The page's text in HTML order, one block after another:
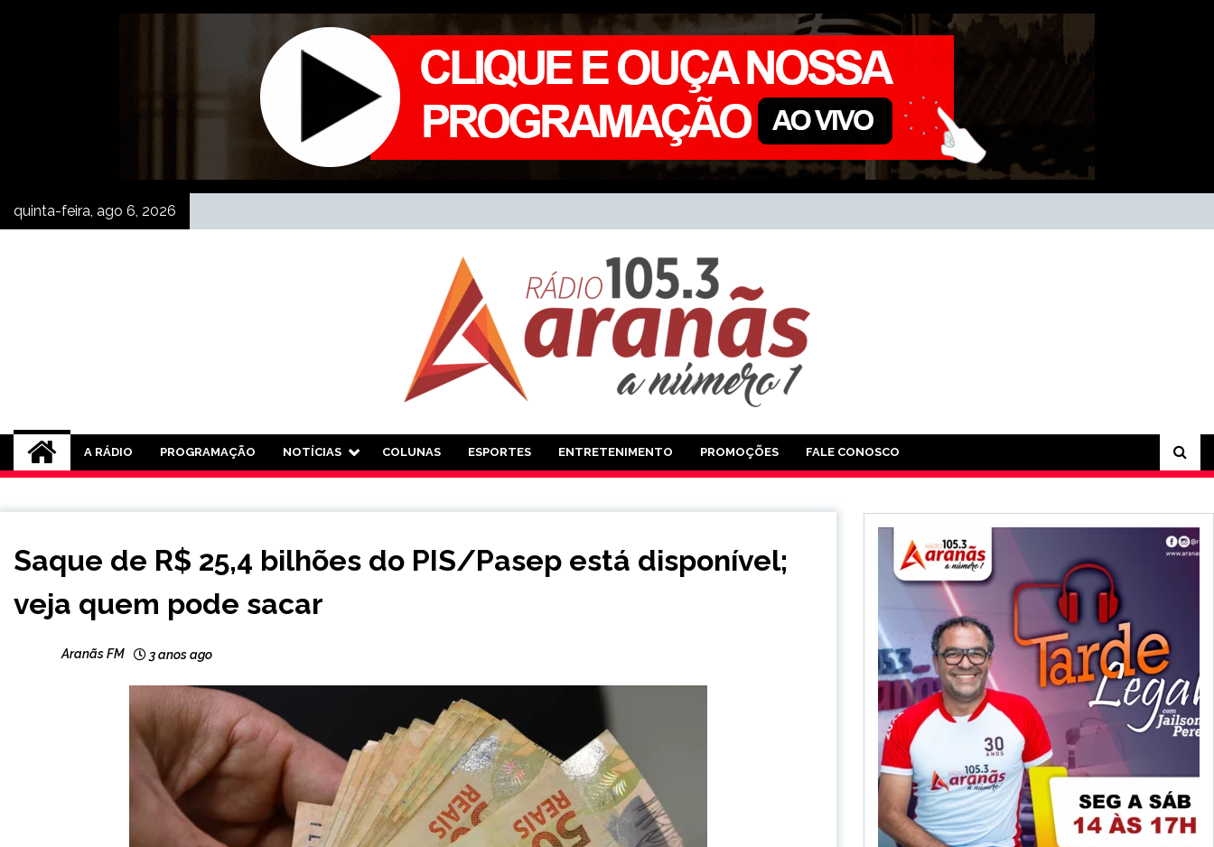
quinta-feira, ago 6, 2026
Rádio Aranãs 105.3
A RÁDIO PROGRAMAÇÃO NOTÍCIAS COLUNAS ESPORTES ENTRETENIMENTO PROMOÇÕES FALE CONOSCO
NOTÍCIAS
Saque de R$ 25,4 bilhões do PIS/Pasep está disponível;
veja quem pode sacar
Aranãs FM 3 anos ago